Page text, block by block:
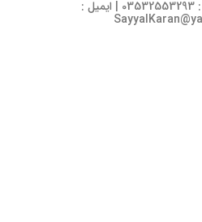
تلفن دفتر مرکزی : 03532553293 | ایمیل :